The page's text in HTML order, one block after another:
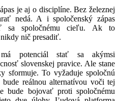
je aj o disciplíne. Bez železnej
nedá. A i spoločenský zápas
sa spoločnému cieľu. Ak to
nič presadiť.
potenciál stať sa akýmsi
slovenskej pravice. Ale stane
sformuje. To vyžaduje spoločnú
reálnou alternatívou voči tej
bojovať proti spoločnému